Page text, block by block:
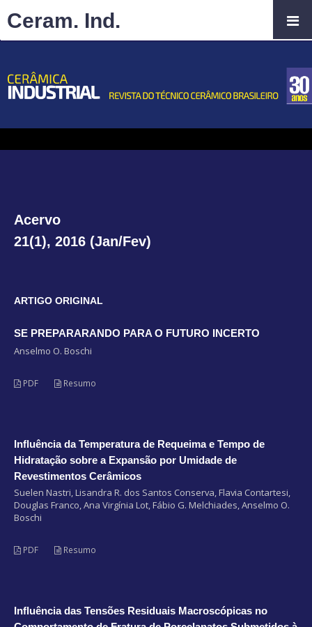
Acervo
21(1), 2016 (Jan/Fev)
ARTIGO ORIGINAL
SE PREPARARANDO PARA O FUTURO INCERTO
Anselmo O. Boschi
PDF Resumo
Influência da Temperatura de Requeima e Tempo de
Hidratação sobre a Expansão por Umidade de
Revestimentos Cerâmicos
Suelen Nastri, Lisandra R. dos Santos Conserva, Flavia Contartesi,
Douglas Franco, Ana Virgínia Lot, Fábio G. Melchiades, Anselmo O.
Boschi
PDF Resumo
Influência das Tensões Residuais Macroscópicas no
Ceram. Ind.